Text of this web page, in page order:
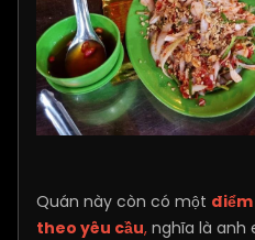
Quán này còn có một
theo yêu cầu, nghĩa là anh